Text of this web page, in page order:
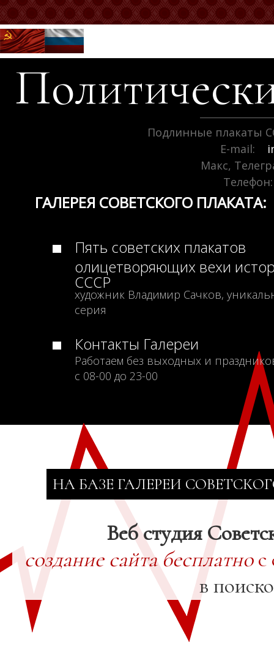
Подлинные плакаты
E-mail:
Макс,
Телефон:
ГАЛЕРЕЯ СОВЕТСКОГО ПЛАКАТА:
Пять советских плакатов
олицетворяющих вехи
СССР
художник Владимир Сачков,
серия
Контакты Галереи
Работаем без выходных и
с 08-00 до 23-00
НА БАЗЕ ГАЛЕРЕИ
Веб студия
создание сайта бесплатнос
в